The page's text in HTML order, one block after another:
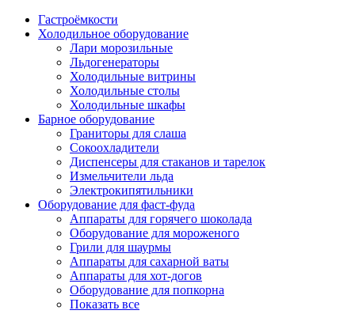
Гастроёмкости
Холодильное оборудование
Лари морозильные
Льдогенераторы
Холодильные витрины
Холодильные столы
Холодильные шкафы
Барное оборудование
Граниторы для слаша
Сокоохладители
Диспенсеры для стаканов и тарелок
Измельчители льда
Электрокипятильники
Оборудование для фаст-фуда
Аппараты для горячего шоколада
Оборудование для мороженого
Грили для шаурмы
Аппараты для сахарной ваты
Аппараты для хот-догов
Оборудование для попкорна
Показать все